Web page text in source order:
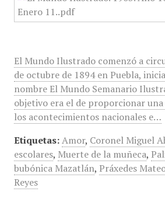
El Mundo Ilustrado comenzó a
de octubre de 1894 en Puebla,
nombre El Mundo Semanario
objetivo era el de proporcionar
los acontecimientos nacionales e…
Etiquetas: Amor, Coronel Miguel
escolares, Muerte de la muñeca,
bubónica Mazatlán, Práxedes
Reyes